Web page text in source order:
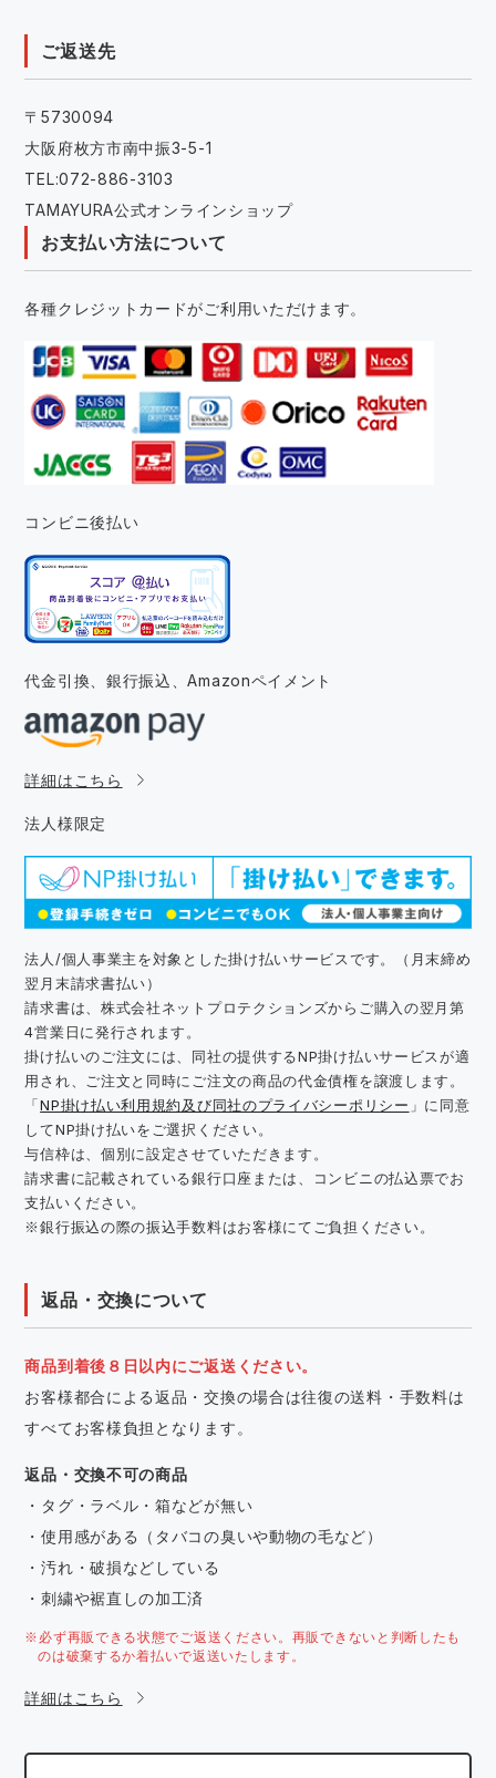
ご返送先
〒5730094
大阪府枚方市南中振3-5-1
TEL:072-886-3103
TAMAYURA公式オンラインショップ
お支払い方法について
各種クレジットカードがご利用いただけます。
コンビニ後払い
代金引換、銀行振込、Amazonペイメント
詳細はこちら
法人様限定
法人/個人事業主を対象とした掛け払いサービスです。（月末締め
翌月末請求書払い）
請求書は、株式会社ネットプロテクションズからご購入の翌月第
4営業日に発行されます。
掛け払いのご注文には、同社の提供するNP掛け払いサービスが適
用され、ご注文と同時にご注文の商品の代金債権を譲渡します。
「NP掛け払い利用規約及び同社のプライバシーポリシー 」に同意
してNP掛け払いをご選択ください。
与信枠は、個別に設定させていただきます。
請求書に記載されている銀行口座または、コンビニの払込票でお
支払いください。
※銀行振込の際の振込手数料はお客様にてご負担ください。
返品・交換について
商品到着後８日以内にご返送ください。
お客様都合による返品・交換の場合は往復の送料・手数料は
すべてお客様負担となります。
返品・交換不可の商品
・タグ・ラベル・箱などが無い
・使用感がある（タバコの臭いや動物の毛など）
・汚れ・破損などしている
・刺繍や裾直しの加工済
※必ず再販できる状態でご返送ください。再販できないと判断したも
のは破棄するか着払いで返送いたします。
詳細はこちら